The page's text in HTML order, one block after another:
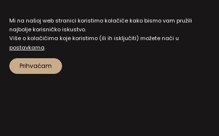
Mi na našoj web stranici koristimo kolačiće kako bismo vam pružili
najbolje korisničko iskustvo.
Više o kolačićima koje koristimo (ili ih isključiti) možete naći u
postavkama.
Prihvaćam